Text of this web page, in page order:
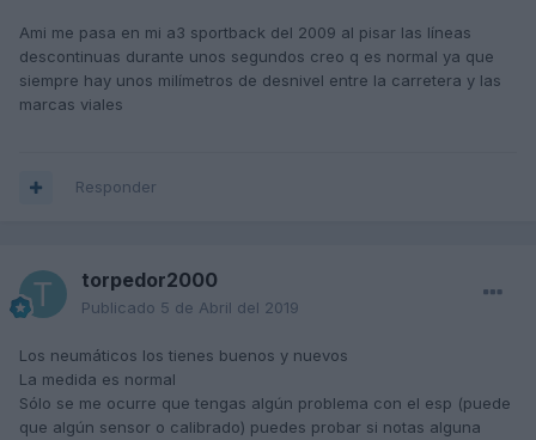
Ami me pasa en mi a3 sportback del 2009 al pisar las líneas
descontinuas durante unos segundos creo q es normal ya que
siempre hay unos milímetros de desnivel entre la carretera y las
marcas viales
Responder
torpedor2000
Publicado 5 de Abril del 2019
Los neumáticos los tienes buenos y nuevos
La medida es normal
Sólo se me ocurre que tengas algún problema con el esp (puede
que algún sensor o calibrado) puedes probar si notas alguna